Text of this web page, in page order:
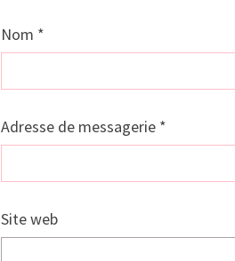
Nom *
Adresse de messagerie *
Site web